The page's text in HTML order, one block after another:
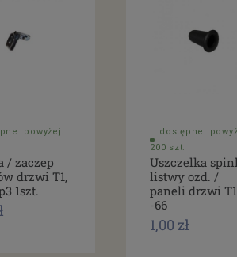
powyżej
/ zaczep
drzwi T1,
1szt.
dostępne:
200 szt.
Uszczelka
listwy ozd. /
paneli drzwi T1
-66
1,00 zł